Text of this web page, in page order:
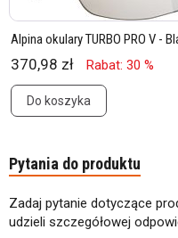
Alpina okulary TURBO PRO V -
370,98 zł Rabat: 30 %
Do koszyka
Pytania do produktu
Zadaj pytanie dotyczące
udzieli szczegółowej